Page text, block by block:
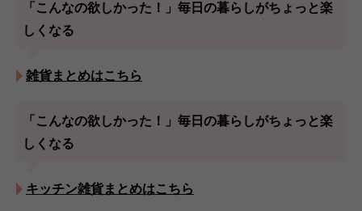
「こんなの欲しかった！」毎日の暮らしがちょっと楽
しくなる
雑貨まとめはこちら
「こんなの欲しかった！」毎日の暮らしがちょっと楽
しくなる
キッチン雑貨まとめはこちら